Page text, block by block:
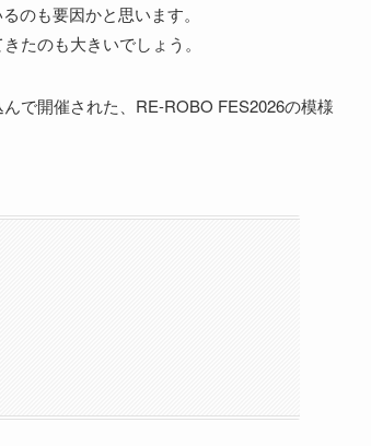
のも要因かと思います。
たのも大きいでしょう。
で開催された、RE-ROBO FES2026の模様